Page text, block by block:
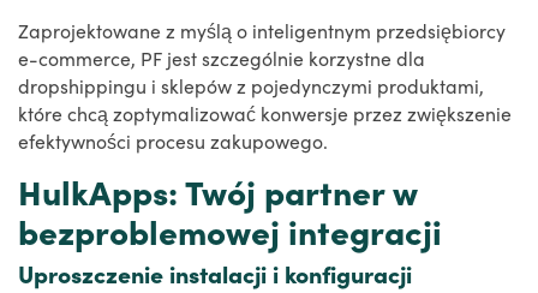
Zaprojektowane z myślą o inteligentnym przedsiębiorcy
e-commerce, PF jest szczególnie korzystne dla
dropshippingu i sklepów z pojedynczymi produktami,
które chcą zoptymalizować konwersje przez zwiększenie
efektywności procesu zakupowego.
HulkApps: Twój partner w
bezproblemowej integracji
Uproszczenie instalacji i konfiguracji